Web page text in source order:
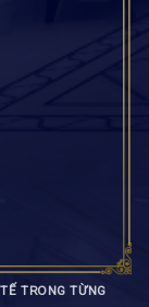
TRONG TỪNG